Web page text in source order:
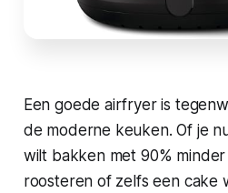
Een goede airfryer is
de moderne keuken. Of je
wilt bakken met 90%
roosteren of zelfs een cake